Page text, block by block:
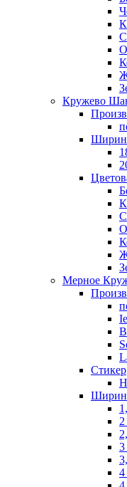
Кружево
Мерное
Стикер
3
4